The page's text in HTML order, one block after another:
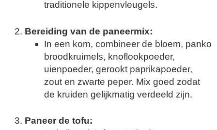
traditionele kippenvleugels.
Bereiding van de paneermix:
In een kom, combineer de bloem, panko
broodkruimels, knoflookpoeder,
uienpoeder, gerookt paprikapoeder,
zout en zwarte peper. Mix goed zodat
de kruiden gelijkmatig verdeeld zijn.
Paneer de tofu: